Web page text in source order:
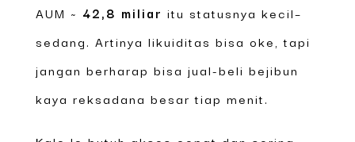
AUM ~ 42,8 miliar itu statusnya kecil–
sedang. Artinya likuiditas bisa oke, tapi
jangan berharap bisa jual-beli bejibun
kaya reksadana besar tiap menit.